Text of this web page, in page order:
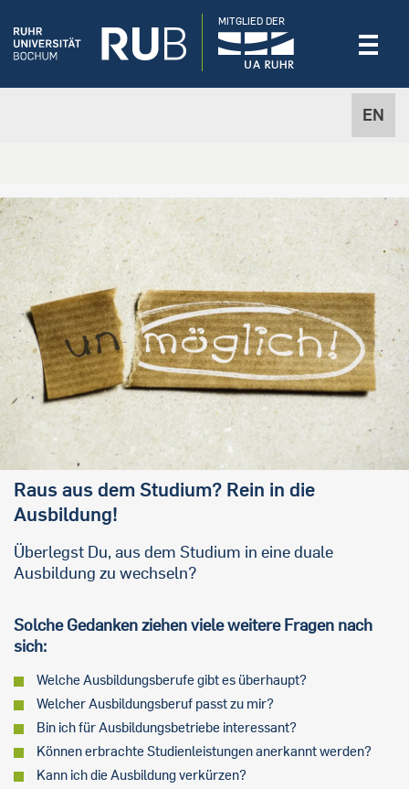
EN
MITGLIED DER
Raus aus dem Studium? Rein in die
Ausbildung!
Überlegst Du, aus dem Studium in eine duale
Ausbildung zu wechseln?
Solche Gedanken ziehen viele weitere Fragen nach
sich:
Welche Ausbildungsberufe gibt es überhaupt?
Welcher Ausbildungsberuf passt zu mir?
Bin ich für Ausbildungsbetriebe interessant?
Können erbrachte Studienleistungen anerkannt werden?
Kann ich die Ausbildung verkürzen?